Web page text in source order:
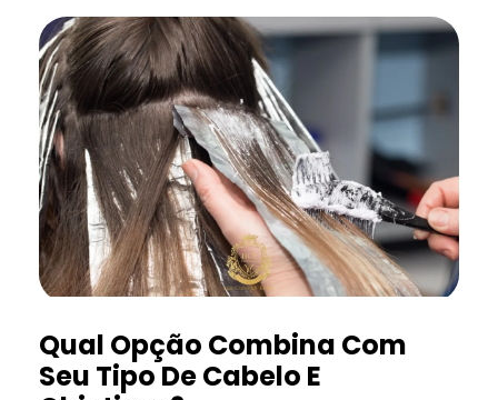
Qual Opção Combina Com
Seu Tipo De Cabelo E